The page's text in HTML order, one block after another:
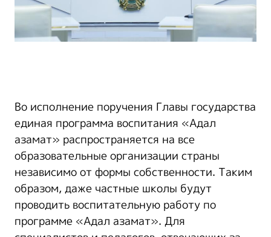
Во исполнение поручения Главы государства
единая программа воспитания «Адал
азамат» распространяется на все
образовательные организации страны
независимо от формы собственности. Таким
образом, даже частные школы будут
проводить воспитательную работу по
программе «Адал азамат». Для